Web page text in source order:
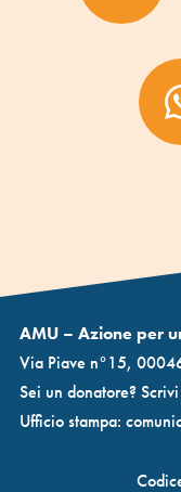
AMU – Azione per
Via Piave n°15,
Sei un donatore?
Ufficio stampa: